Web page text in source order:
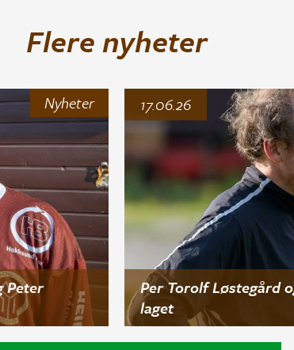
Flere nyheter
Nyheter
Peter
Per Torolf Løstegård
laget
17.06.26